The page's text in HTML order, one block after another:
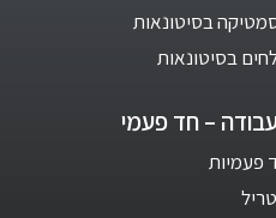
בסיטונאות
בסיטונאות
– חד פעמי
פעמיות